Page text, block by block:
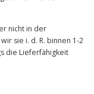
nicht in der
sie i. d. R. binnen 1-2
die Lieferfähigkeit